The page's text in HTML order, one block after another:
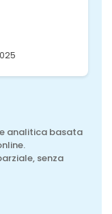
analitica basata
senza